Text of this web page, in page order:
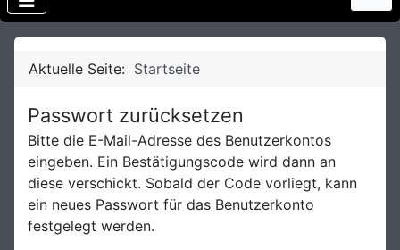
Aktuelle Seite: Startseite
Passwort zurücksetzen
Bitte die E-Mail-Adresse des Benutzerkontos
eingeben. Ein Bestätigungscode wird dann an
diese verschickt. Sobald der Code vorliegt, kann
ein neues Passwort für das Benutzerkonto
festgelegt werden.